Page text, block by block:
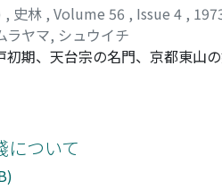
, 史林 , Volume 56 , Issue 4 ,
ラヤマ, シュウイチ
期、天台宗の名門、京都東山
中でも稀にみる深い教養と、
回復、天台宗伝統の栄光保持
七世紀後半の時代相の一端を
について